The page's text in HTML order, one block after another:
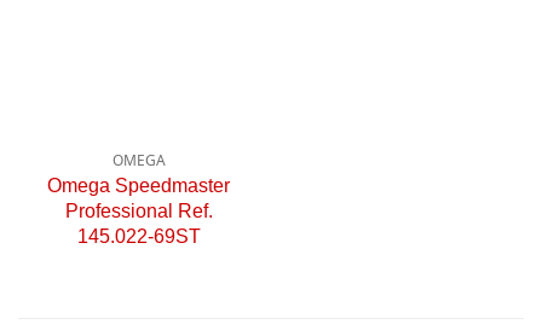
OMEGA
Omega Speedmaster
Professional Ref.
145.022-69ST